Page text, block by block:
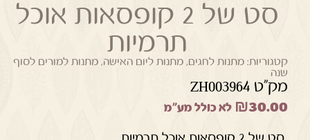
סט של 2 קופסאות אוכל
תרמיות
קטגוריות: מתנות לחגים,מתנות ליום האישה,מתנות למורים לסוף
שנה
מק"ט ZH003964
₪30.00 לא כולל מע"מ